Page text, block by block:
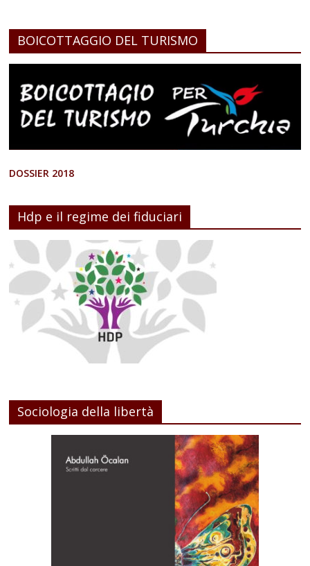
BOICOTTAGGIO DEL TURISMO
DOSSIER 2018
Hdp e il regime dei fiduciari
Sociologia della libertà